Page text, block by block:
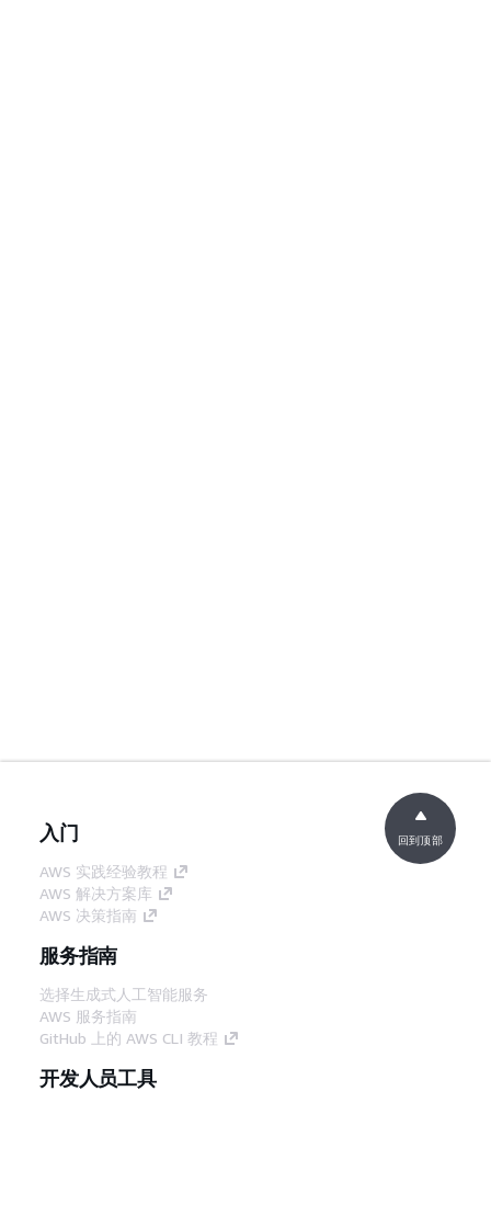
入门
AWS 实践经验教程
AWS 解决方案库
AWS 决策指南
服务指南
选择生成式人工智能服务
AWS 服务指南
GitHub 上的 AWS CLI 教程
开发人员工具
回到顶部